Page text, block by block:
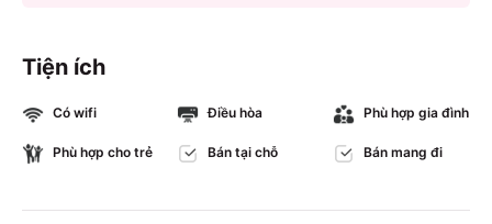
Tiện ích
Có wifi Điều hòa Phù hợp gia đình
Phù hợp cho trẻ Bán tại chỗ Bán mang đi